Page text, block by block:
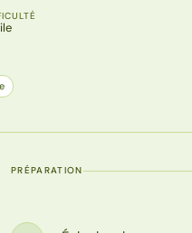
PRÉPARATION